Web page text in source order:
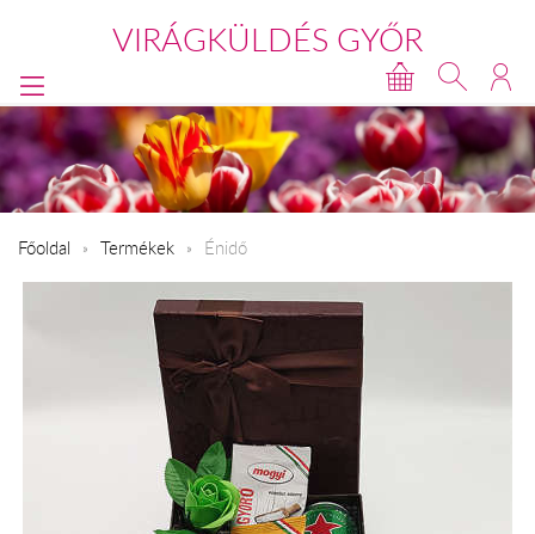
VIRÁGKÜLDÉS GYŐR
Főoldal Termékek Énidő